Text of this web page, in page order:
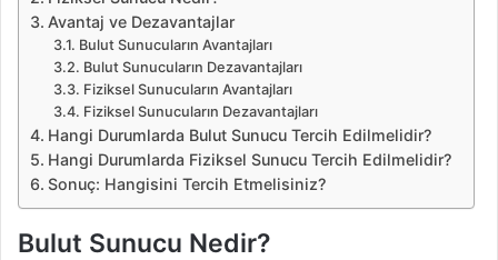
Avantaj ve Dezavantajlar
Bulut Sunucuların Avantajları
Bulut Sunucuların Dezavantajları
Fiziksel Sunucuların Avantajları
Fiziksel Sunucuların Dezavantajları
Hangi Durumlarda Bulut Sunucu Tercih Edilmelidir?
Hangi Durumlarda Fiziksel Sunucu Tercih Edilmelidir?
Sonuç: Hangisini Tercih Etmelisiniz?
Bulut Sunucu Nedir?